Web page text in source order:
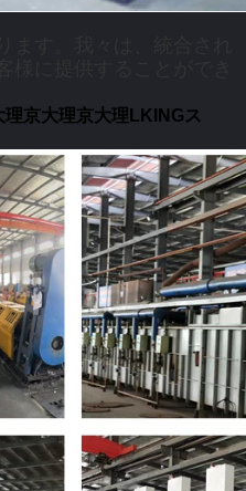
京大理京大理LKINGス